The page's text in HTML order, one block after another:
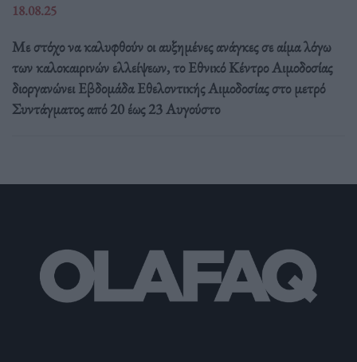
18.08.25
Με στόχο να καλυφθούν οι αυξημένες ανάγκες σε αίμα λόγω
των καλοκαιρινών ελλείψεων, το Εθνικό Κέντρο Αιμοδοσίας
διοργανώνει Εβδομάδα Εθελοντικής Αιμοδοσίας στο μετρό
Συντάγματος από 20 έως 23 Αυγούστο